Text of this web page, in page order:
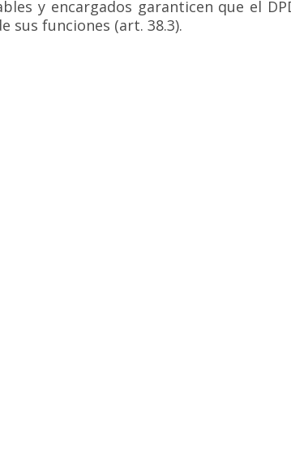
y encargados garanticen que el
sus funciones (art. 38.3).